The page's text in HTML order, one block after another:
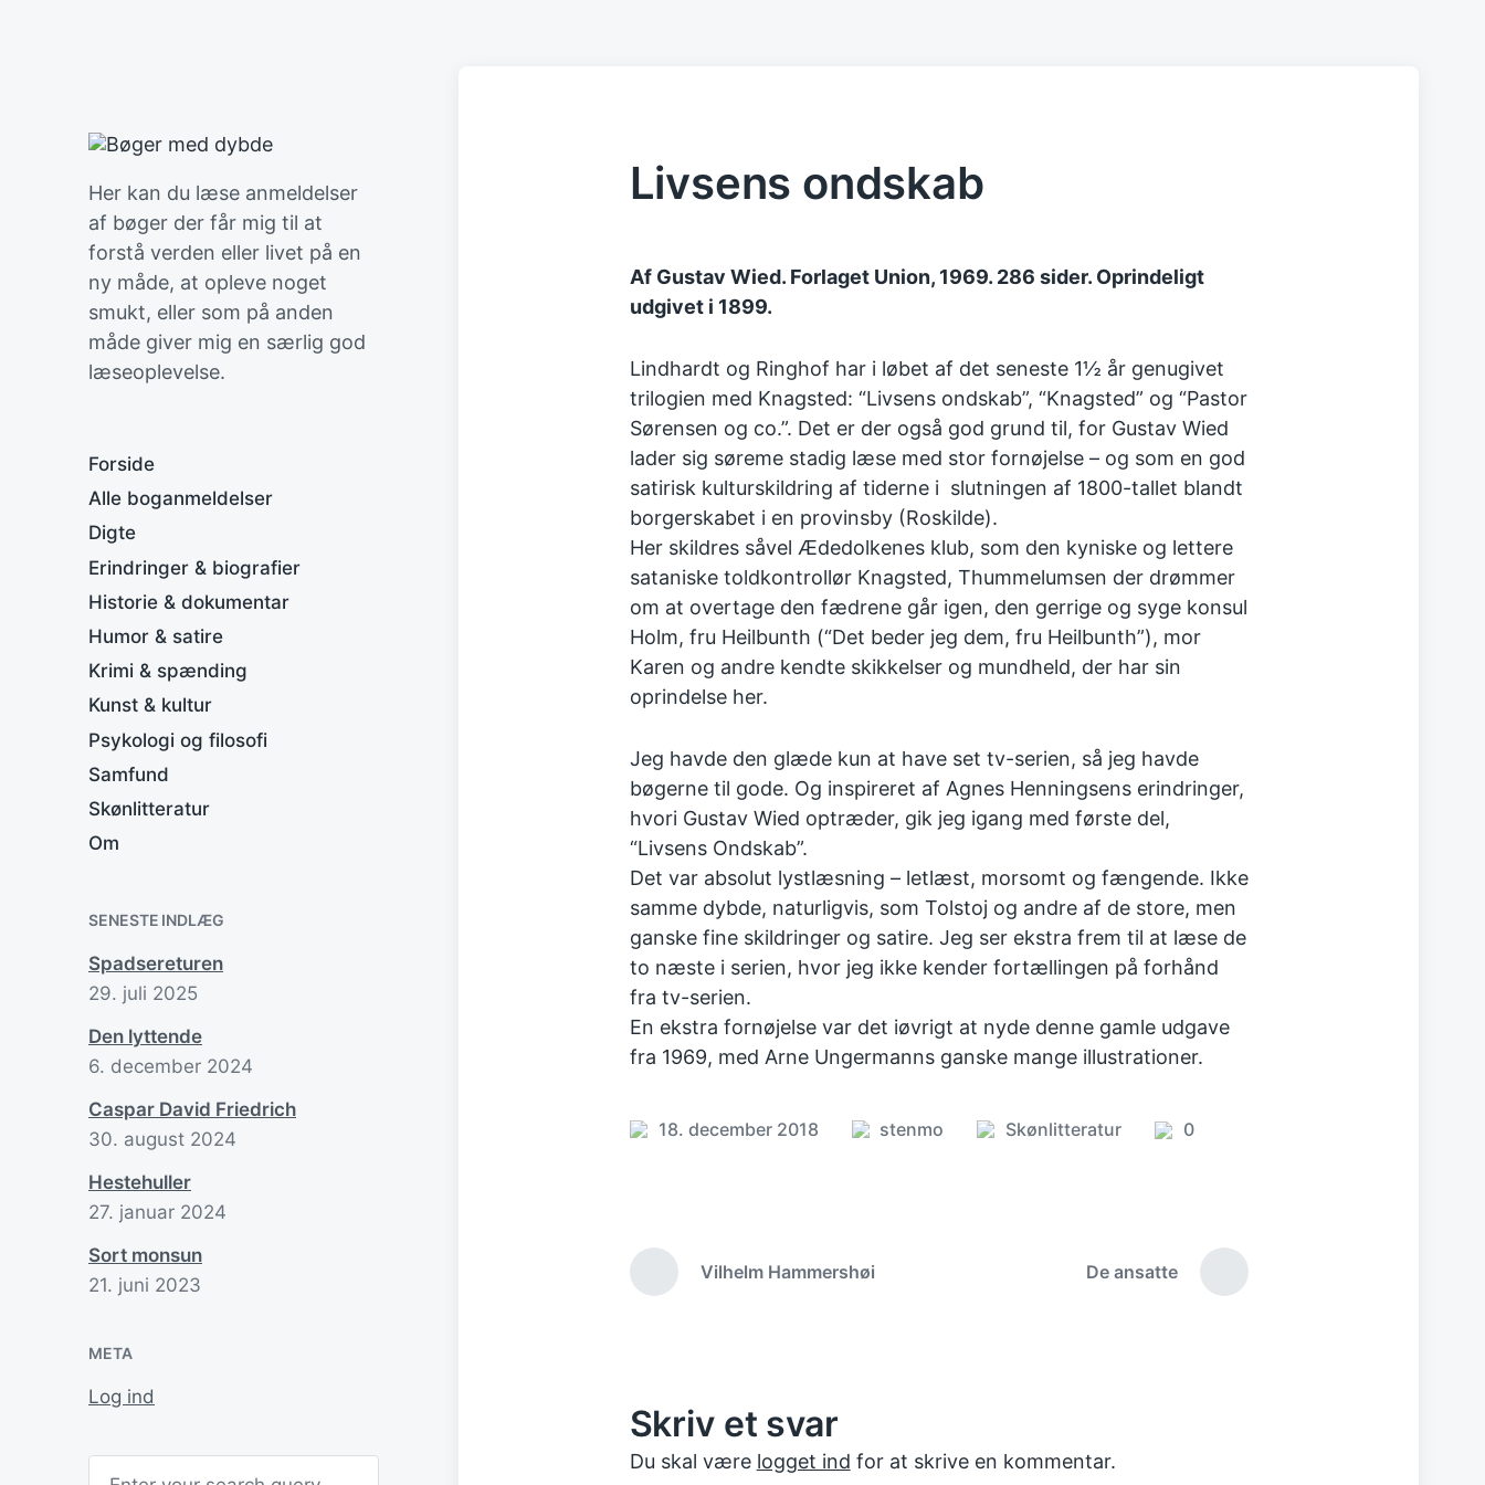
Her kan du læse anmeldelser
af bøger der får mig til at
forstå verden eller livet på en
ny måde, at opleve noget
smukt, eller som på anden
måde giver mig en særlig god
læseoplevelse.
Forside
Alle boganmeldelser
Digte
Erindringer & biografier
Historie & dokumentar
Humor & satire
Krimi & spænding
Kunst & kultur
Psykologi og filosofi
Samfund
Skønlitteratur
Om
SENESTE INDLÆG
Spadsereturen
29. juli 2025
Den lyttende
6. december 2024
Caspar David Friedrich
30. august 2024
Hestehuller
27. januar 2024
Sort monsun
21. juni 2023
META
Log ind
Livsens ondskab
Af Gustav Wied. Forlaget Union, 1969. 286 sider. Oprindeligt
udgivet i 1899.
Lindhardt og Ringhof har i løbet af det seneste 1½ år genugivet
trilogien med Knagsted: “Livsens ondskab”, “Knagsted” og “Pastor
Sørensen og co.”. Det er der også god grund til, for Gustav Wied
lader sig søreme stadig læse med stor fornøjelse – og som en god
satirisk kulturskildring af tiderne i slutningen af 1800-tallet blandt
borgerskabet i en provinsby (Roskilde).
Her skildres såvel Ædedolkenes klub, som den kyniske og lettere
sataniske toldkontrollør Knagsted, Thummelumsen der drømmer
om at overtage den fædrene går igen, den gerrige og syge konsul
Holm, fru Heilbunth (“Det beder jeg dem, fru Heilbunth”), mor
Karen og andre kendte skikkelser og mundheld, der har sin
oprindelse her.
Jeg havde den glæde kun at have set tv-serien, så jeg havde
bøgerne til gode. Og inspireret af Agnes Henningsens erindringer,
hvori Gustav Wied optræder, gik jeg igang med første del,
“Livsens Ondskab”.
Det var absolut lystlæsning – letlæst, morsomt og fængende. Ikke
samme dybde, naturligvis, som Tolstoj og andre af de store, men
ganske fine skildringer og satire. Jeg ser ekstra frem til at læse de
to næste i serien, hvor jeg ikke kender fortællingen på forhånd
fra tv-serien.
En ekstra fornøjelse var det iøvrigt at nyde denne gamle udgave
fra 1969, med Arne Ungermanns ganske mange illustrationer.
Post
18. december 2018
Postedstenmo
Posted
Skønlitteratur
Comments
0
Previous
post:
Vilhelm Hammershøi
Next
post:
De ansatte
Skriv et svar
Du skal være logget ind for at skrive en kommentar.